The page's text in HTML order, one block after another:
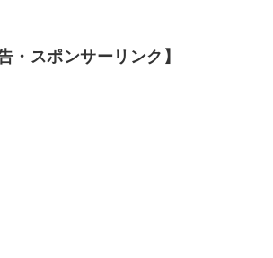
・スポンサーリンク】